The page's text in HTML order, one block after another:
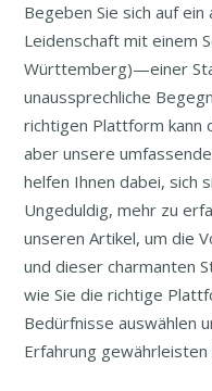
Begeben Sie sich auf
Leidenschaft mit einem
Württemberg)—einer
unaussprechliche
richtigen Plattform kann
aber unsere
helfen Ihnen dabei, sich
Ungeduldig, mehr zu
unseren Artikel, um die
und dieser charmanten
wie Sie die richtige
Bedürfnisse auswählen
Erfahrung gewährleisten